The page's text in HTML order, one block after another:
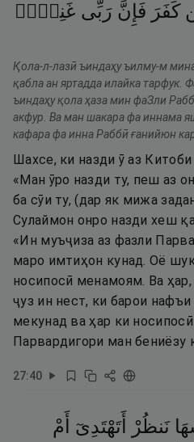
كَفَرَ فَإِنَّ رَبِّى غَنِىٌّۭ
Қола-л-лазӣ ъиндаҳу ъилму-м
қабла ан яртадда илайка тарфук.
ъиндаҳу қола ҳаза мин фаЗли
акфур. Ва ман шакара фа иннама
кафара фа инна Раббӣ ғанийюн
Шахсе, ки назди ӯ аз
«Ман ӯро назди ту, пеш аз
ба сӯи ту, (дар як мижа
Сулаймон онро назди хеш
«Ин муъҷиза аз фазли
маро имтиҳон кунад. Оё
носипосӣ менамоям. Ва
ҷуз ин нест, ки барои
мекунад ва ҳар ки носипосӣ
Парвардигори ман бениёзу
27:40
نَنظُرْ أَتَهْتَدِىٓ
أَمْ